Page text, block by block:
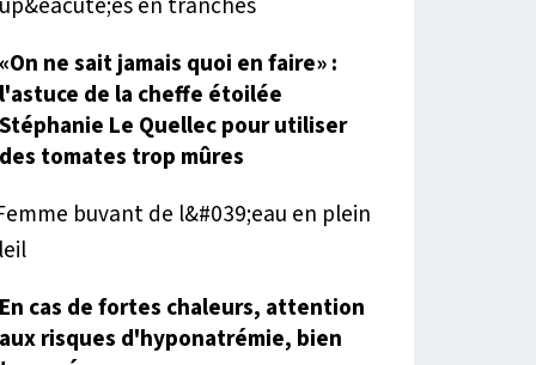
«On ne sait jamais quoi en faire» :
l'astuce de la cheffe étoilée
Stéphanie Le Quellec pour utiliser
des tomates trop mûres
En cas de fortes chaleurs, attention
aux risques d'hyponatrémie, bien